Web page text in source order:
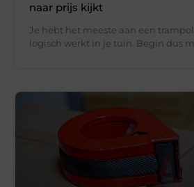
naar prijs kijkt
Je hebt het meeste aan een
logisch werkt in je tuin. Begin dus